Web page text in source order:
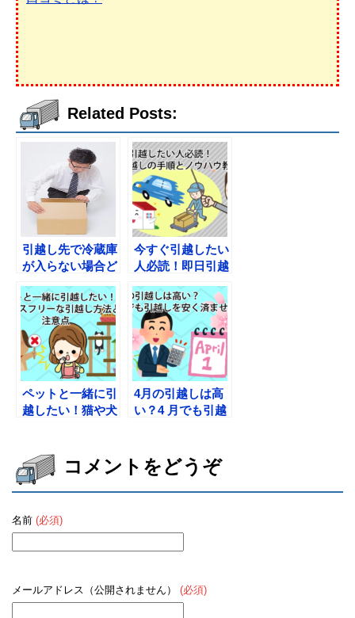
Related Posts:
引越し先で冷蔵庫
が入らない場合ど
今すぐ引越したい
人必読！即日引越
ウ教えます
ペットと一緒に引
越したい！猫や犬
4月の引越しは高
い？4 月でも引越
コメントをどうぞ
名前 (必須)
メールアドレス（公開されません） (必須)